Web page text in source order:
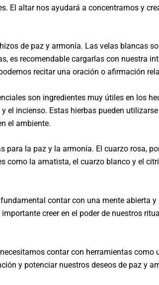
El altar nos ayudará a concentrarnos y
de paz y armonía. Las velas blancas
es recomendable cargarlas con nuestra
recitar una oración o afirmación
son ingredientes muy útiles en los
el incienso. Estas hierbas pueden
el ambiente.
para la paz y la armonía. El cuarzo rosa,
como la amatista, el cuarzo blanco y el
contar con una mente abierta
creer en el poder de nuestros
contar con herramientas
y potenciar nuestros deseos de paz y